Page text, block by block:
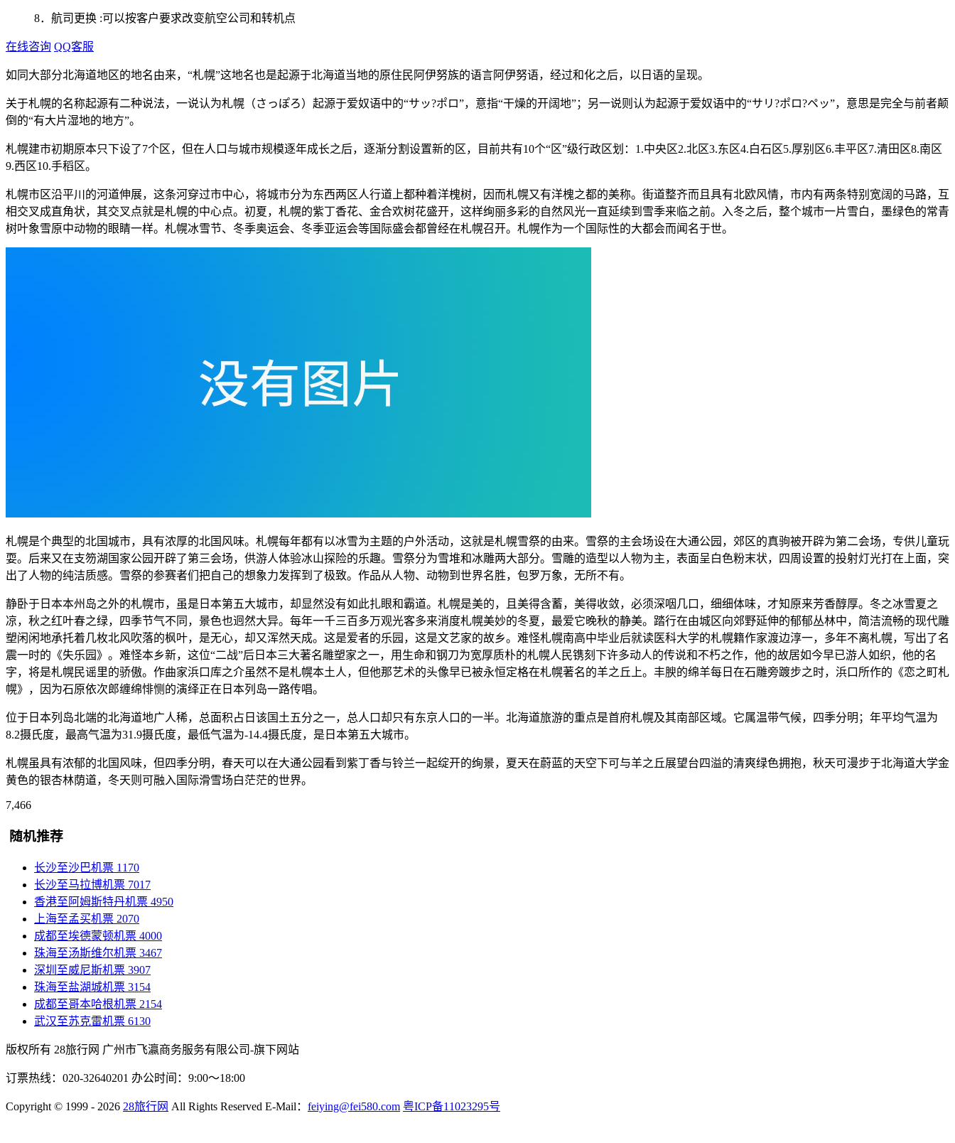
8．航司更换 :可以按客户要求改变航空公司和转机点
在线咨询 QQ客服
如同大部分北海道地区的地名由来，“札幌”这地名也是起源于北海道当地的原住民阿伊努族的语言阿伊努语，经过和化之后，以日语的呈现。
关于札幌的名称起源有二种说法，一说认为札幌（さっぽろ）起源于爱奴语中的“サッ?ポロ”，意指“干燥的开阔地”；另一说则认为起源于爱奴语中的“サリ?ポロ?ペッ”，意思是完全与前者颠
倒的“有大片湿地的地方”。
札幌建市初期原本只下设了7个区，但在人口与城市规模逐年成长之后，逐渐分割设置新的区，目前共有10个“区”级行政区划：1.中央区2.北区3.东区4.白石区5.厚别区6.丰平区7.清田区8.南区
9.西区10.手稻区。
札幌市区沿平川的河道伸展，这条河穿过市中心，将城市分为东西两区人行道上都种着洋槐树，因而札幌又有洋槐之都的美称。街道整齐而且具有北欧风情，市内有两条特别宽阔的马路，互
相交叉成直角状，其交叉点就是札幌的中心点。初夏，札幌的紫丁香花、金合欢树花盛开，这样绚丽多彩的自然风光一直延续到雪季来临之前。入冬之后，整个城市一片雪白，墨绿色的常青
树叶象雪原中动物的眼睛一样。札幌冰雪节、冬季奥运会、冬季亚运会等国际盛会都曾经在札幌召开。札幌作为一个国际性的大都会而闻名于世。
札幌是个典型的北国城市，具有浓厚的北国风味。札幌每年都有以冰雪为主题的户外活动，这就是札幌雪祭的由来。雪祭的主会场设在大通公园，郊区的真驹被开辟为第二会场，专供儿童玩
耍。后来又在支笏湖国家公园开辟了第三会场，供游人体验冰山探险的乐趣。雪祭分为雪堆和冰雕两大部分。雪雕的造型以人物为主，表面呈白色粉末状，四周设置的投射灯光打在上面，突
出了人物的纯洁质感。雪祭的参赛者们把自己的想象力发挥到了极致。作品从人物、动物到世界名胜，包罗万象，无所不有。
静卧于日本本州岛之外的札幌市，虽是日本第五大城市，却显然没有如此扎眼和霸道。札幌是美的，且美得含蓄，美得收敛，必须深咽几口，细细体味，才知原来芳香醇厚。冬之冰雪夏之
凉，秋之红叶春之绿，四季节气不同，景色也迥然大异。每年一千三百多万观光客多来消度札幌美妙的冬夏，最爱它晚秋的静美。踏行在由城区向郊野延伸的郁郁丛林中，简洁流畅的现代雕
塑闲闲地承托着几枚北风吹落的枫叶，是无心，却又浑然天成。这是爱者的乐园，这是文艺家的故乡。难怪札幌南高中毕业后就读医科大学的札幌籍作家渡边淳一，多年不离札幌，写出了名
震一时的《失乐园》。难怪本乡新，这位“二战”后日本三大著名雕塑家之一，用生命和钢刀为宽厚质朴的札幌人民镌刻下许多动人的传说和不朽之作，他的故居如今早已游人如织，他的名
字，将是札幌民谣里的骄傲。作曲家浜口库之介虽然不是札幌本土人，但他那艺术的头像早已被永恒定格在札幌著名的羊之丘上。丰腴的绵羊每日在石雕旁踱步之时，浜口所作的《恋之町札
幌》，因为石原依次郎缠绵悱恻的演绎正在日本列岛一路传唱。
位于日本列岛北端的北海道地广人稀，总面积占日该国土五分之一，总人口却只有东京人口的一半。北海道旅游的重点是首府札幌及其南部区域。它属温带气候，四季分明；年平均气温为
8.2摄氏度，最高气温为31.9摄氏度，最低气温为-14.4摄氏度，是日本第五大城市。
札幌虽具有浓郁的北国风味，但四季分明，春天可以在大通公园看到紫丁香与铃兰一起绽开的绚景，夏天在蔚蓝的天空下可与羊之丘展望台四溢的清爽绿色拥抱，秋天可漫步于北海道大学金
黄色的银杏林荫道，冬天则可融入国际滑雪场白茫茫的世界。
7,466
随机推荐
长沙至沙巴机票 1170
长沙至马拉博机票 7017
香港至阿姆斯特丹机票 4950
上海至孟买机票 2070
成都至埃德蒙顿机票 4000
珠海至汤斯维尔机票 3467
深圳至威尼斯机票 3907
珠海至盐湖城机票 3154
成都至哥本哈根机票 2154
武汉至苏克雷机票 6130
版权所有 28旅行网 广州市飞瀛商务服务有限公司-旗下网站
订票热线：020-32640201 办公时间：9:00～18:00
Copyright © 1999 - 2026 28旅行网 All Rights Reserved E-Mail： feiying@fei580.com 粤ICP备11023295号